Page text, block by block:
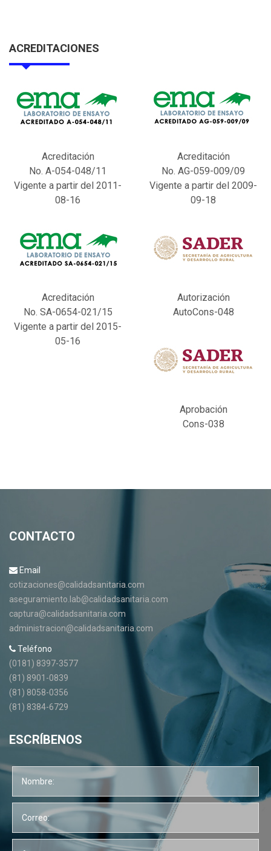
ACREDITACIONES
Acreditación
No. A-054-048/11
Vigente a partir del 2011-
08-16
Acreditación
No. AG-059-009/09
Vigente a partir del 2009-
09-18
Acreditación
No. SA-0654-021/15
Vigente a partir del 2015-
05-16
Autorización
AutoCons-048
Aprobación
Cons-038
CONTACTO
Email
cotizaciones@calidadsanitaria.com
aseguramiento.lab@calidadsanitaria.com
captura@calidadsanitaria.com
administracion@calidadsanitaria.com
Teléfono
(0181) 8397-3577
(81) 8901-0839
(81) 8058-0356
(81) 8384-6729
ESCRÍBENOS